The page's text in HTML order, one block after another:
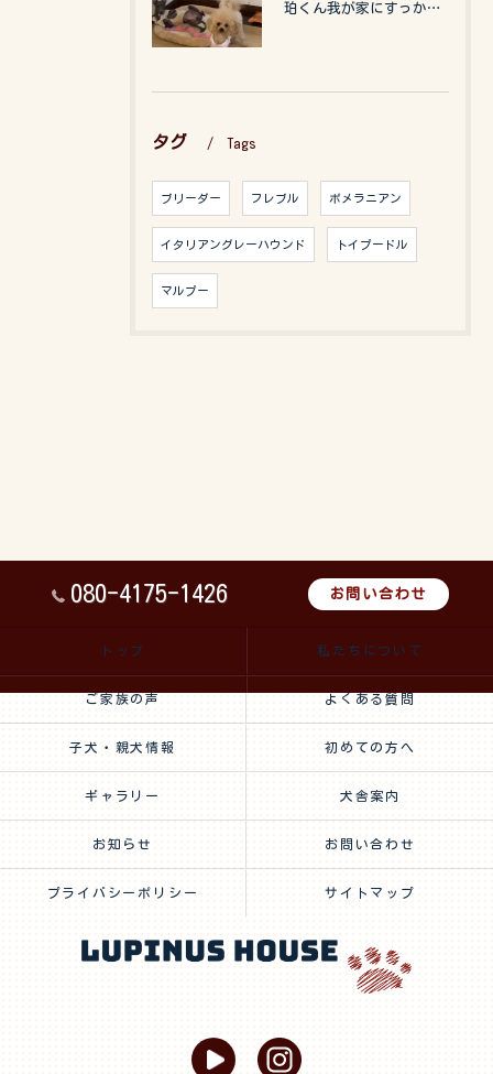
珀くん我が家にすっかりなれて、キッズのお世話もしてくれて、今...
タグ Tags
ブリーダー フレブル ポメラニアン
イタリアングレーハウンド トイプードル
マルプー
080-4175-1426 お問い合わせ
トップ 私たちについて
ご家族の声 よくある質問
子犬・親犬情報 初めての方へ
ギャラリー 犬舎案内
お知らせ お問い合わせ
プライバシーポリシー サイトマップ